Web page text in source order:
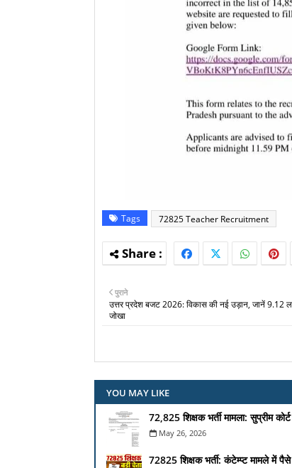
Tags 72825 Teacher Recruitment
पुराने
उत्तर प्रदेश बजट 2026: विकास की नई उड़ान, जानें 9.12
जोखा
YOU MAY LIKE
72,825 शिक्षक भर्ती मामला: सुप्रीम
May 26, 2026
72825 शिक्षक भर्ती: कंटेम्प्ट मामले में